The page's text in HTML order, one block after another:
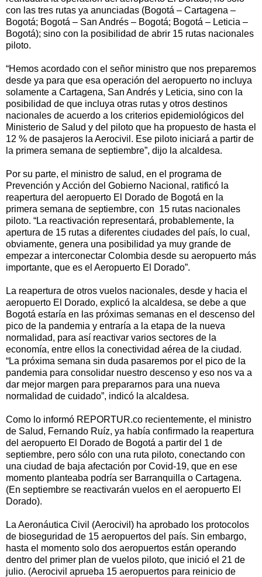
con las tres rutas ya anunciadas (Bogotá – Cartagena –
Bogotá; Bogotá – San Andrés – Bogotá; Bogotá – Leticia –
Bogotá); sino con la posibilidad de abrir 15 rutas nacionales
piloto.
“Hemos acordado con el señor ministro que nos preparemos
desde ya para que esa operación del aeropuerto no incluya
solamente a Cartagena, San Andrés y Leticia, sino con la
posibilidad de que incluya otras rutas y otros destinos
nacionales de acuerdo a los criterios epidemiológicos del
Ministerio de Salud y del piloto que ha propuesto de hasta el
12 % de pasajeros la Aerocivil. Ese piloto iniciará a partir de
la primera semana de septiembre”, dijo la alcaldesa.
Por su parte, el ministro de salud, en el programa de
Prevención y Acción del Gobierno Nacional, ratificó la
reapertura del aeropuerto El Dorado de Bogotá en la
primera semana de septiembre, con 15 rutas nacionales
piloto. “La reactivación representará, probablemente, la
apertura de 15 rutas a diferentes ciudades del país, lo cual,
obviamente, genera una posibilidad ya muy grande de
empezar a interconectar Colombia desde su aeropuerto más
importante, que es el Aeropuerto El Dorado”.
La reapertura de otros vuelos nacionales, desde y hacia el
aeropuerto El Dorado, explicó la alcaldesa, se debe a que
Bogotá estaría en las próximas semanas en el descenso del
pico de la pandemia y entraría a la etapa de la nueva
normalidad, para así reactivar varios sectores de la
economía, entre ellos la conectividad aérea de la ciudad.
“La próxima semana sin duda pasaremos por el pico de la
pandemia para consolidar nuestro descenso y eso nos va a
dar mejor margen para prepararnos para una nueva
normalidad de cuidado”, indicó la alcaldesa.
Como lo informó REPORTUR.co recientemente, el ministro
de Salud, Fernando Ruíz, ya había confirmado la reapertura
del aeropuerto El Dorado de Bogotá a partir del 1 de
septiembre, pero sólo con una ruta piloto, conectando con
una ciudad de baja afectación por Covid-19, que en ese
momento planteaba podría ser Barranquilla o Cartagena.
(En septiembre se reactivarán vuelos en el aeropuerto El
Dorado).
La Aeronáutica Civil (Aerocivil) ha aprobado los protocolos
de bioseguridad de 15 aeropuertos del país. Sin embargo,
hasta el momento solo dos aeropuertos están operando
dentro del primer plan de vuelos piloto, que inició el 21 de
julio. (Aerocivil aprueba 15 aeropuertos para reinicio de